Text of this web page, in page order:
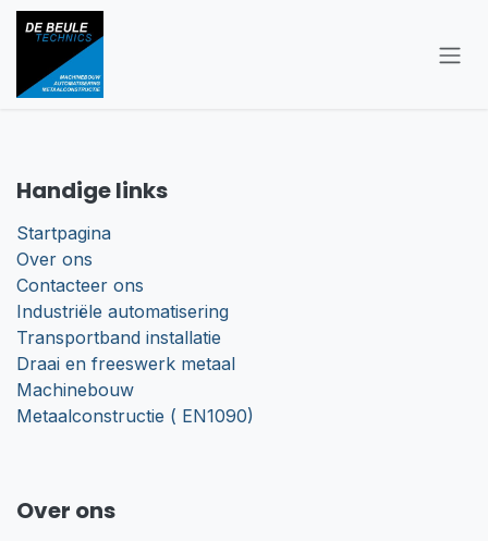
Overslaan naar inhoud
Handige links
Startpagina
Over ons
Contacteer ons
Industriële automatisering
Transportband installatie
Draai en freeswerk metaal
Machinebouw
Metaalconstructie ( EN1090)
Over ons